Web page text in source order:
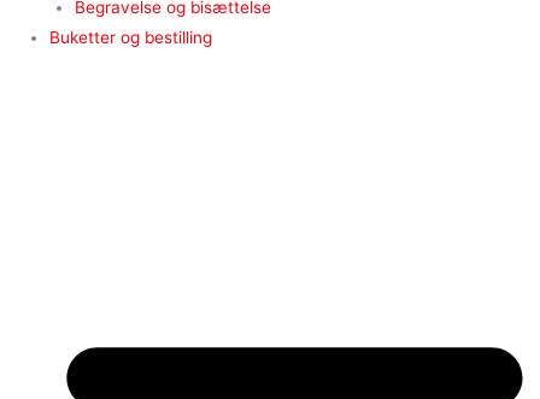
Begravelse og bisættelse
Buketter og bestilling